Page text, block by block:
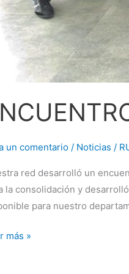
un comentario / Noticias /
red desarrolló un
la consolidación y
para nuestro
más »